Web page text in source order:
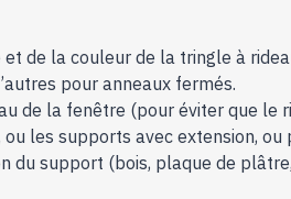
de la couleur de la tringle à
pour anneaux fermés.
de la fenêtre (pour éviter que
les supports avec extension, ou
du support (bois, plaque de